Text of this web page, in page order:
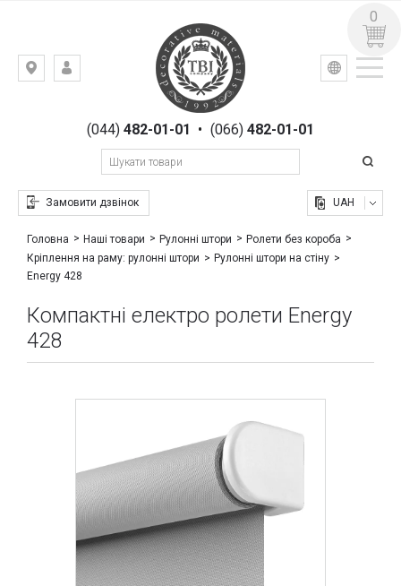
Київ,
Гоголівська,(044)482-01-01 • (066) 482-01-01
Замовити дзвінок
УКР РУС
UAH
0
Головна Наші товари Рулонні штори
Ролети без короба
Кріплення на раму: рулонні штори
Рулонні штори на стіну
Energy 428
Компактні електро ролети Energy
428